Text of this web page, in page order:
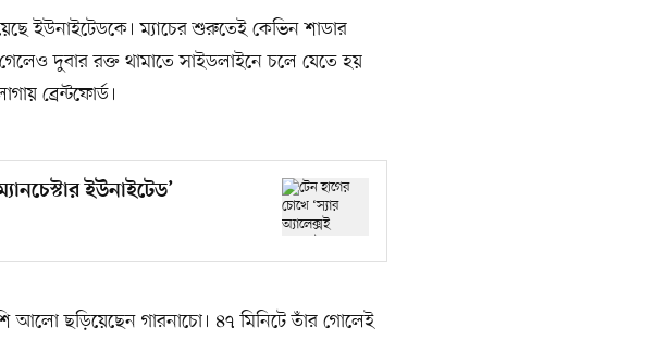
ইউনাইটেডকে। ম্যাচের শুরুতেই কেভিন শাডার
দুবার রক্ত থামাতে সাইডলাইনে চলে যেতে হয়
ব্রেন্টফোর্ড।
ইউনাইটেড’
আলো ছড়িয়েছেন গারনাচো। ৪৭ মিনিটে তাঁর গোলেই